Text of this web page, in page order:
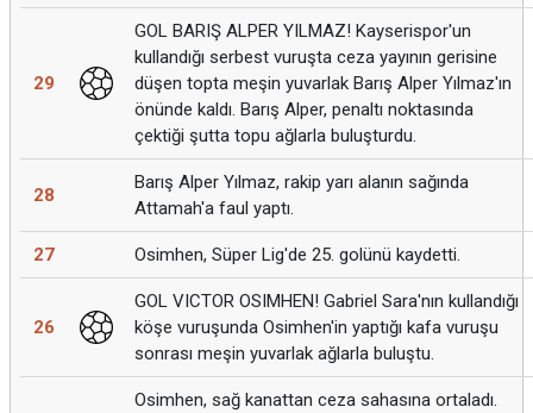
29
GOL BARIŞ ALPER YILMAZ! Kayserispor'un
kullandığı serbest vuruşta ceza yayının gerisine
düşen topta meşin yuvarlak Barış Alper Yılmaz'ın
önünde kaldı. Barış Alper, penaltı noktasında
çektiği şutta topu ağlarla buluşturdu.
28
Barış Alper Yılmaz, rakip yarı alanın sağında
Attamah'a faul yaptı.
27 Osimhen, Süper Lig'de 25. golünü kaydetti.
26
GOL VICTOR OSIMHEN! Gabriel Sara'nın kullandığı
köşe vuruşunda Osimhen'in yaptığı kafa vuruşu
sonrası meşin yuvarlak ağlarla buluştu.
Osimhen, sağ kanattan ceza sahasına ortaladı.